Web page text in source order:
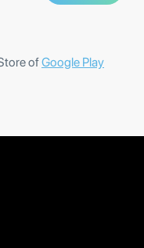
ofGoogle Play